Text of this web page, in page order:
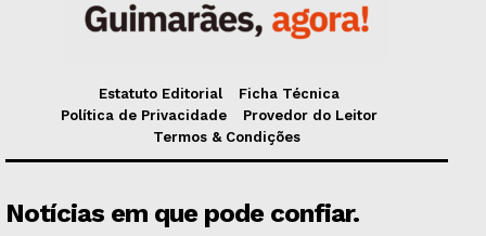
Estatuto Editorial
Ficha Técnica
Política de Privacidade
Provedor do Leitor
Termos & Condições
Notícias em que pode confiar.